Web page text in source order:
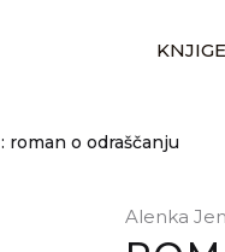
KNJIGE
roman o odraščanju
Alenka